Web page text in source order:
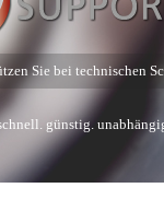
Sie bei technischen
günstig.